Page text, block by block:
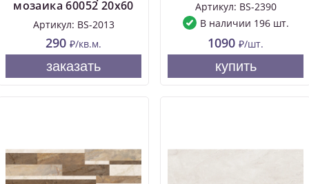
мозаика 60052 20х60
Артикул: BS-2013
290 ₽/кв.м.
заказать
Артикул: BS-2390
В наличии 196 шт.
1090 ₽/шт.
купить